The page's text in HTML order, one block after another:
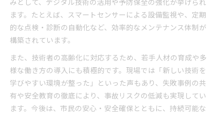
ます。たとえば、スマートセンサーによる設備監視や、定期
的な点検・診断の自動化など、効率的なメンテナンス体制が
構築されています。
また、技術者の高齢化に対応するため、若手人材の育成や多
様な働き方の導入にも積極的です。現場では「新しい技術を
学びやすい環境が整った」といった声もあり、失敗事例の共
有や安全教育の徹底により、事故リスクの低減も実現してい
ます。今後は、市民の安心・安全確保とともに、持続可能な